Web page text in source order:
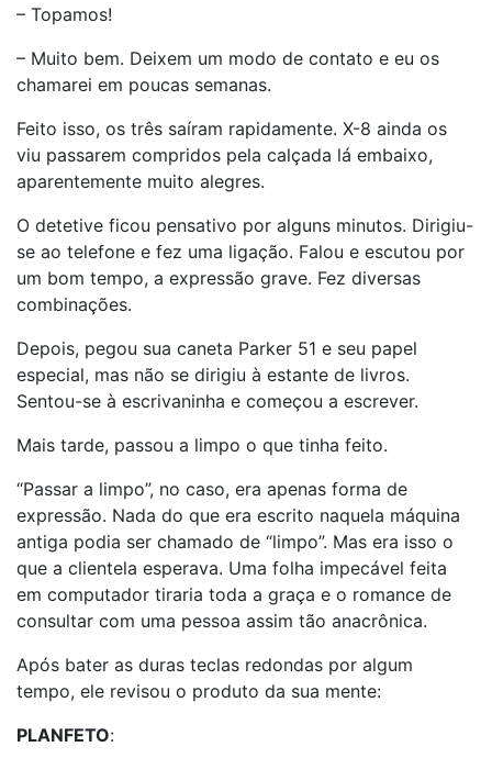
– Topamos!
– Muito bem. Deixem um modo de contato e eu os
chamarei em poucas semanas.
Feito isso, os três saíram rapidamente. X-8 ainda os
viu passarem compridos pela calçada lá embaixo,
aparentemente muito alegres.
O detetive ficou pensativo por alguns minutos. Dirigiu-
se ao telefone e fez uma ligação. Falou e escutou por
um bom tempo, a expressão grave. Fez diversas
combinações.
Depois, pegou sua caneta Parker 51 e seu papel
especial, mas não se dirigiu à estante de livros.
Sentou-se à escrivaninha e começou a escrever.
Mais tarde, passou a limpo o que tinha feito.
“Passar a limpo”, no caso, era apenas forma de
expressão. Nada do que era escrito naquela máquina
antiga podia ser chamado de “limpo”. Mas era isso o
que a clientela esperava. Uma folha impecável feita
em computador tiraria toda a graça e o romance de
consultar com uma pessoa assim tão anacrônica.
Após bater as duras teclas redondas por algum
tempo, ele revisou o produto da sua mente:
PLANFETO: